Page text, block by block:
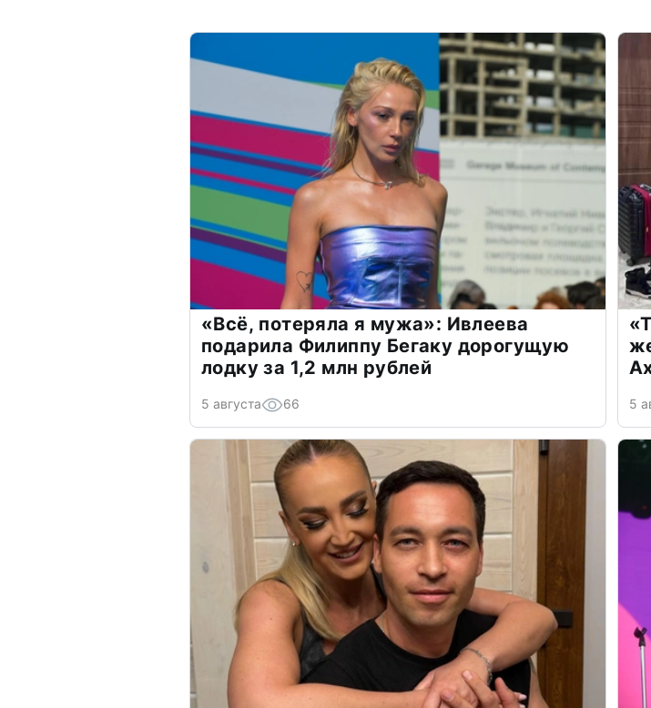
«Всё, потеряла я мужа»: Ивлеева
подарила Филиппу Бегаку дорогущую
лодку за 1,2 млн рублей
5 августа 66 5